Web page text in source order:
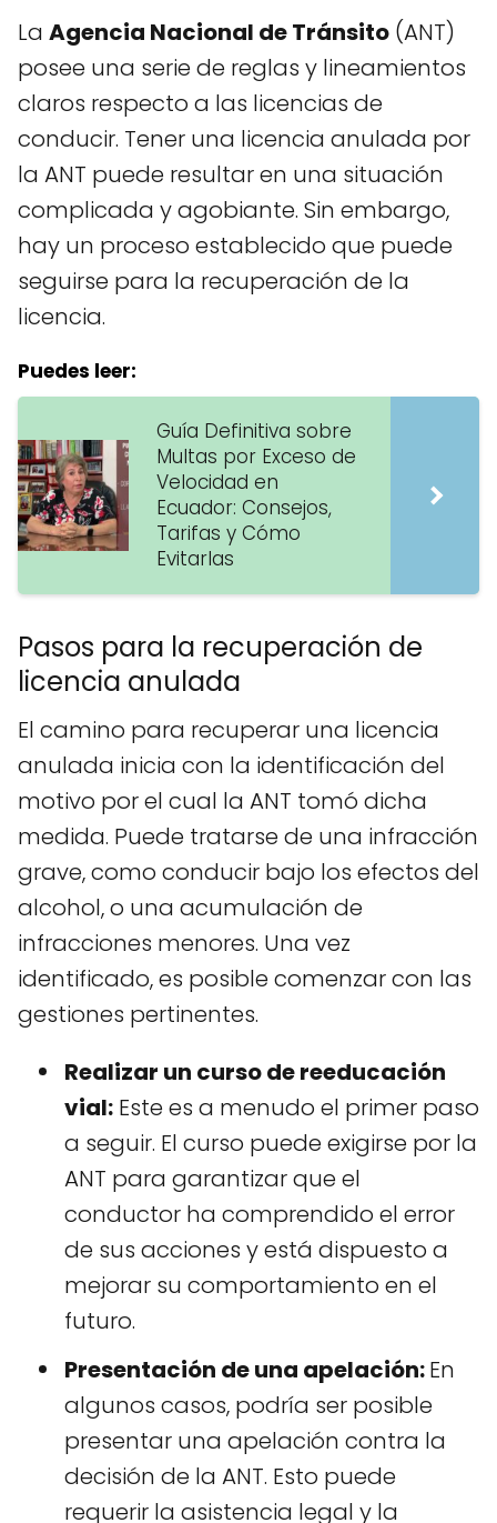
La Agencia Nacional de Tránsito (ANT)
posee una serie de reglas y lineamientos
claros respecto a las licencias de
conducir. Tener una licencia anulada por
la ANT puede resultar en una situación
complicada y agobiante. Sin embargo,
hay un proceso establecido que puede
seguirse para la recuperación de la
licencia.
Puedes leer:
Guía Definitiva sobre
Multas por Exceso de
Velocidad en
Ecuador: Consejos,
Tarifas y Cómo
Evitarlas
Pasos para la recuperación de
licencia anulada
El camino para recuperar una licencia
anulada inicia con la identificación del
motivo por el cual la ANT tomó dicha
medida. Puede tratarse de una infracción
grave, como conducir bajo los efectos del
alcohol, o una acumulación de
infracciones menores. Una vez
identificado, es posible comenzar con las
gestiones pertinentes.
Realizar un curso de reeducación
vial: Este es a menudo el primer paso
a seguir. El curso puede exigirse por la
ANT para garantizar que el
conductor ha comprendido el error
de sus acciones y está dispuesto a
mejorar su comportamiento en el
futuro.
Presentación de una apelación:En
algunos casos, podría ser posible
presentar una apelación contra la
decisión de la ANT. Esto puede
requerir la asistencia legal y la